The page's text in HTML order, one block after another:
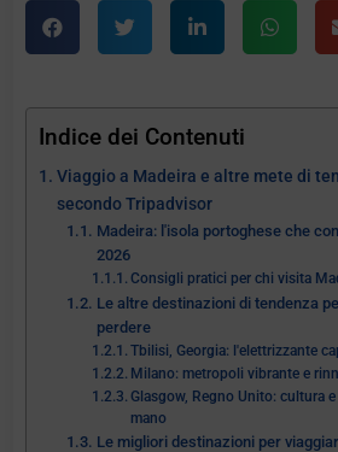
Indice dei Contenuti
Viaggio a Madeira e altre mete di
secondo Tripadvisor
Madeira: l'isola portoghese che
2026
Consigli pratici per chi visita
Le altre destinazioni di tendenza
perdere
Tbilisi, Georgia: l'elettrizzante
Milano: metropoli vibrante e
Glasgow, Regno Unito: cultura
mano
Le migliori destinazioni per